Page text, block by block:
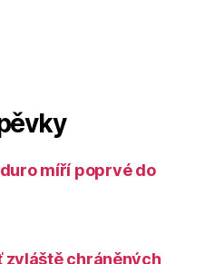
míří poprvé do
zvláště chráněných